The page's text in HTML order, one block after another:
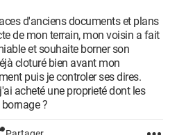
d'anciens documents et plans
de mon terrain, mon voisin a fait
et souhaite borner son
cloturé bien avant mon
puis je controler ses dires.
acheté une proprieté dont les
?